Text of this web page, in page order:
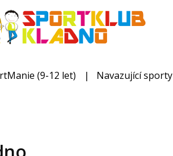
(9-12 let) Navazující sporty